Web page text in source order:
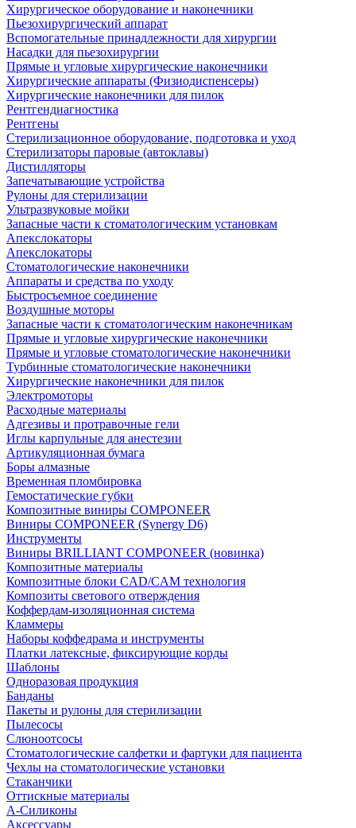
Хирургическое оборудование и наконечники
Пьезохирургический аппарат
Вспомогательные принадлежности для хирургии
Насадки для пьезохирургии
Прямые и угловые хирургические наконечники
Хирургические аппараты (Физиодиспенсеры)
Хирургические наконечники для пилок
Рентгендиагностика
Рентгены
Стерилизационное оборудование, подготовка и уход
Стерилизаторы паровые (автоклавы)
Дистилляторы
Запечатывающие устройства
Рулоны для стерилизации
Ультразвуковые мойки
Запасные части к стоматологическим установкам
Апекслокаторы
Апекслокаторы
Стоматологические наконечники
Аппараты и средства по уходу
Быстросъемное соединение
Воздушные моторы
Запасные части к стоматологическим наконечникам
Прямые и угловые хирургические наконечники
Прямые и угловые стоматологические наконечники
Турбинные стоматологические наконечники
Хирургические наконечники для пилок
Электромоторы
Расходные материалы
Адгезивы и протравочные гели
Иглы карпульные для анестезии
Артикуляционная бумага
Боры алмазные
Временная пломбировка
Гемостатические губки
Композитные виниры COMPONEER
Виниры COMPONEER (Synergy D6)
Инструменты
Виниры BRILLIANT COMPONEER (новинка)
Композитные материалы
Композитные блоки CAD/СAM технология
Композиты светового отверждения
Коффердам-изоляционная система
Кламмеры
Наборы коффедрама и инструменты
Платки латексные, фиксирующие корды
Шаблоны
Одноразовая продукция
Банданы
Пакеты и рулоны для стерилизации
Пылесосы
Слюноотсосы
Стоматологические салфетки и фартуки для пациента
Чехлы на стоматологические установки
Стаканчики
Оттискные материалы
А-Силиконы
Аксессуары